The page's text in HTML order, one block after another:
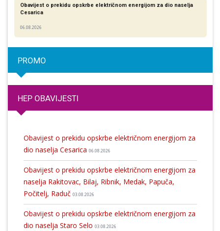
Obavijest o prekidu opskrbe električnom energijom za dio naselja
Cesarica
06.08.2026
PROMO
HEP OBAVIJESTI
Obavijest o prekidu opskrbe električnom energijom za
dio naselja Cesarica 06.08.2026
Obavijest o prekidu opskrbe električnom energijom za
naselja Rakitovac, Bilaj, Ribnik, Medak, Papuča,
Počitelj, Raduč 03.08.2026
Obavijest o prekidu opskrbe električnom energijom za
dio naselja Staro Selo 03.08.2026